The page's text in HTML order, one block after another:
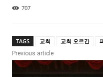
707
TAGS 교회 교회 오르간
Previous article